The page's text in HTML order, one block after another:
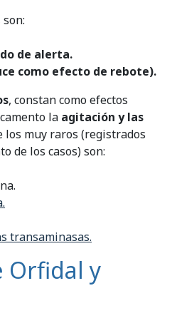
de alerta.
como efecto de rebote).
, constan como efectos
la agitación y las
los muy raros (registrados
de los casos) son:
transaminasas.
Orfidal y